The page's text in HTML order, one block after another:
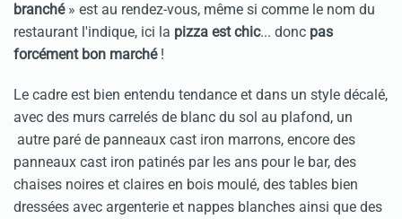
branché» est au rendez-vous, même si comme le nom du
restaurant l'indique, ici la pizza est chic... donc pas
forcément bon marché!
Le cadre est bien entendu tendance et dans un style décalé,
avec des murs carrelés de blanc du sol au plafond, un
autre paré de panneaux cast iron marrons, encore des
panneaux cast iron patinés par les ans pour le bar, des
chaises noires et claires en bois moulé, des tables bien
dressées avec argenterie et nappes blanches ainsi que des